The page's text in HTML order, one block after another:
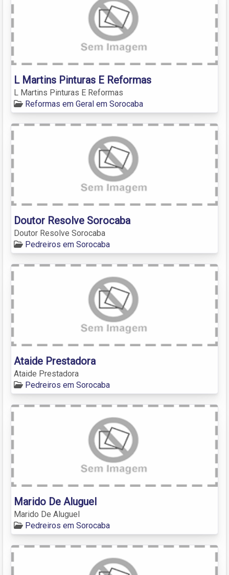
L Martins Pinturas E Reformas
L Martins Pinturas E Reformas
Reformas em Geral em Sorocaba
Doutor Resolve Sorocaba
Doutor Resolve Sorocaba
Pedreiros em Sorocaba
Ataide Prestadora
Ataide Prestadora
Pedreiros em Sorocaba
Marido De Aluguel
Marido De Aluguel
Pedreiros em Sorocaba